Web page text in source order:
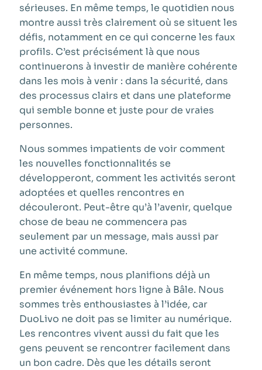
sérieuses. En même temps, le quotidien nous
montre aussi très clairement où se situent les
défis, notamment en ce qui concerne les faux
profils. C’est précisément là que nous
continuerons à investir de manière cohérente
dans les mois à venir : dans la sécurité, dans
des processus clairs et dans une plateforme
qui semble bonne et juste pour de vraies
personnes.
Nous sommes impatients de voir comment
les nouvelles fonctionnalités se
développeront, comment les activités seront
adoptées et quelles rencontres en
découleront. Peut-être qu’à l’avenir, quelque
chose de beau ne commencera pas
seulement par un message, mais aussi par
une activité commune.
En même temps, nous planifions déjà un
premier événement hors ligne à Bâle. Nous
sommes très enthousiastes à l’idée, car
DuoLivo ne doit pas se limiter au numérique.
Les rencontres vivent aussi du fait que les
gens peuvent se rencontrer facilement dans
un bon cadre. Dès que les détails seront